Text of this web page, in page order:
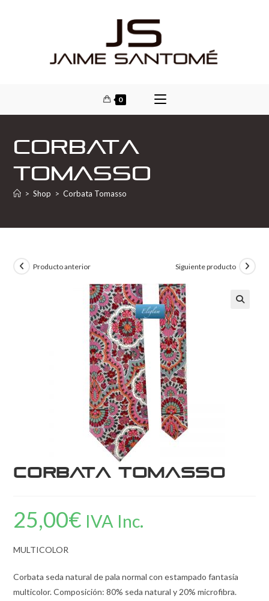
0
Corbata
Tomasso
> Shop > Corbata Tomasso
Producto anterior Siguiente producto
Corbata Tomasso
25,00€ IVA Inc.
MULTICOLOR
Corbata seda natural de pala normal con estampado fantasía
multicolor. Composición: 80% seda natural y 20% microfibra.